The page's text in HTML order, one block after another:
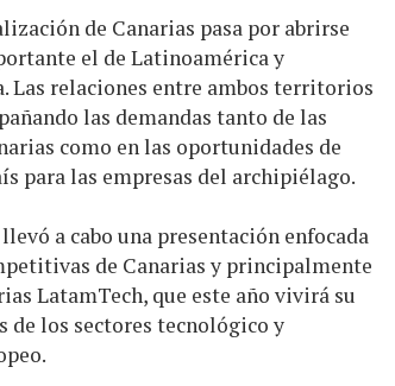
de Canarias pasa por abrirse
el de Latinoamérica y
Las relaciones entre ambos territorios
las demandas tanto de las
como en las oportunidades de
para las empresas del archipiélago.
a cabo una presentación enfocada
de Canarias y principalmente
LatamTech, que este año vivirá su
de los sectores tecnológico y